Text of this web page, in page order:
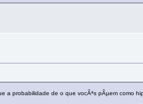
a probabilidade de o que vocÃªs pÃµem como